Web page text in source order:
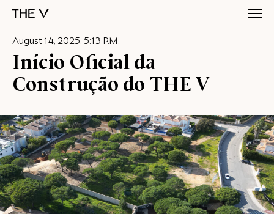
August 14, 2025, 5:13 P.M.
Início Oficial da
Construção do THE V